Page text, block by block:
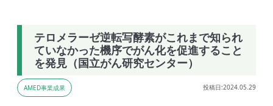
テロメラーゼ逆転写酵素がこれまで知られ
ていなかった機序でがん化を促進すること
を発見（国立がん研究センター）
AMED事業成果 投稿日:2024.05.29